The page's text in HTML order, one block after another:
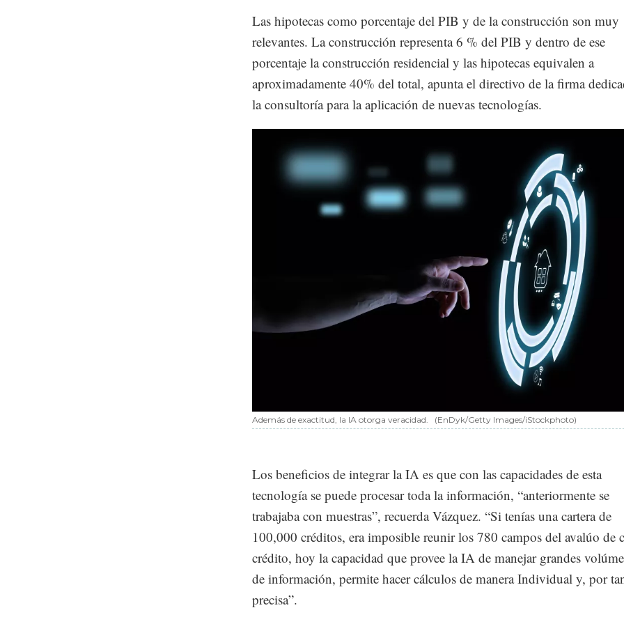
Las hipotecas como porcentaje del PIB y de la construcción son muy
relevantes. La construcción representa 6 % del PIB y dentro de ese
porcentaje la construcción residencial y las hipotecas equivalen a
aproximadamente 40% del total, apunta el directivo de la firma
la consultoría para la aplicación de nuevas tecnologías.
Además de exactitud, la IA otorga veracidad. (EnDyk/Getty Images/iStockphoto)
Los beneficios de integrar la IA es que con las capacidades de esta
tecnología se puede procesar toda la información, “anteriormente se
trabajaba con muestras”, recuerda Vázquez. “Si tenías una cartera de
100,000 créditos, era imposible reunir los 780 campos del avalúo de
crédito, hoy la capacidad que provee la IA de manejar grandes
de información, permite hacer cálculos de manera Individual y, por
precisa”.